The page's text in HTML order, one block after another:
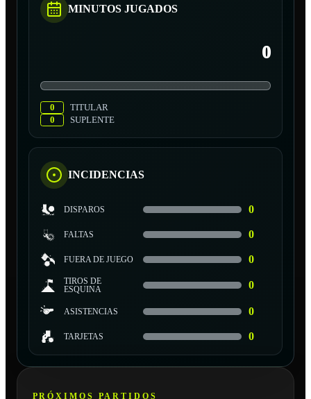
MINUTOS JUGADOS
0
0
TITULAR
0
SUPLENTE
INCIDENCIAS
DISPAROS 0
FALTAS 0
FUERA DE JUEGO 0
TIROS DE
ESQUINA
0
ASISTENCIAS 0
TARJETAS 0
PRÓXIMOS PARTIDOS